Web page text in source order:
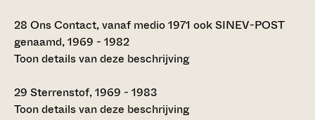
28 Ons Contact, vanaf medio 1971 ook SINEV-POST
genaamd, 1969 - 1982
Toon details van deze beschrijving
29 Sterrenstof, 1969 - 1983
Toon details van deze beschrijving